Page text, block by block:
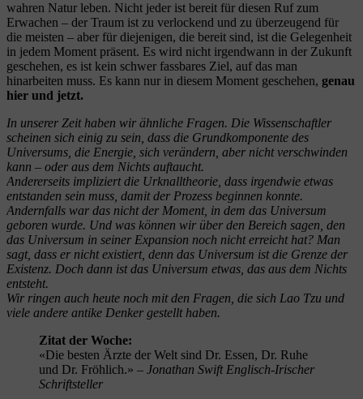
wahren Natur leben. Nicht jeder ist bereit für diesen Ruf zum
Erwachen – der Traum ist zu verlockend und zu überzeugend für
die meisten – aber für diejenigen, die bereit sind, ist die Gelegenheit
in jedem Moment präsent. Es wird nicht irgendwann in der Zukunft
geschehen, es ist kein schwer fassbares Ziel, auf das man
hinarbeiten muss. Es kann nur in diesem Moment geschehen, genau
hier und jetzt.
In unserer Zeit haben wir ähnliche Fragen. Die Wissenschaftler
scheinen sich einig zu sein, dass die Grundkomponente des
Universums, die Energie, sich verändern, aber nicht verschwinden
kann – oder aus dem Nichts auftaucht.
Andererseits impliziert die Urknalltheorie, dass irgendwie etwas
entstanden sein muss, damit der Prozess beginnen konnte.
Andernfalls war das nicht der Moment, in dem das Universum
geboren wurde. Und was können wir über den Bereich sagen, den
das Universum in seiner Expansion noch nicht erreicht hat? Man
sagt, dass er nicht existiert, denn das Universum ist die Grenze der
Existenz. Doch dann ist das Universum etwas, das aus dem Nichts
entsteht.
Wir ringen auch heute noch mit den Fragen, die sich Lao Tzu und
viele andere antike Denker gestellt haben.
Zitat der Woche:
«Die besten Ärzte der Welt sind Dr. Essen, Dr. Ruhe
und Dr. Fröhlich.» – Jonathan Swift Englisch-Irischer
Schriftsteller